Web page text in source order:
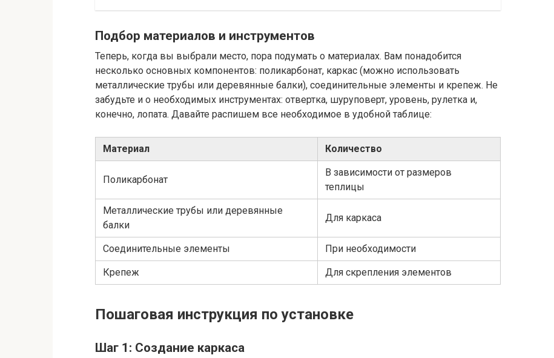
Подбор материалов и инструментов
Теперь, когда вы выбрали место, пора подумать о материалах. Вам понадобится
несколько основных компонентов: поликарбонат, каркас (можно использовать
металлические трубы или деревянные балки), соединительные элементы и крепеж. Не
забудьте и о необходимых инструментах: отвертка, шуруповерт, уровень, рулетка и,
конечно, лопата. Давайте распишем все необходимое в удобной таблице:
Материал Количество
Поликарбонат
В зависимости от размеров
теплицы
Металлические трубы или деревянные
балки
Для каркаса
Соединительные элементы При необходимости
Крепеж Для скрепления элементов
Пошаговая инструкция по установке
Шаг 1: Создание каркаса